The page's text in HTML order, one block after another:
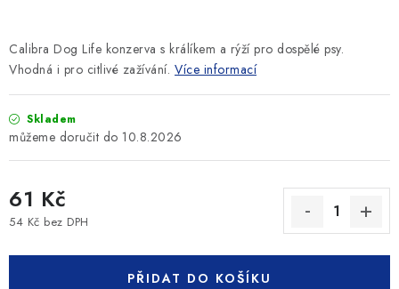
Calibra Dog Life konzerva s králíkem a rýží pro dospělé psy.
Vhodná i pro citlivé zažívání. Více informací
Skladem
10.8.2026
61 Kč
54 Kč bez DPH
PŘIDAT DO KOŠÍKU